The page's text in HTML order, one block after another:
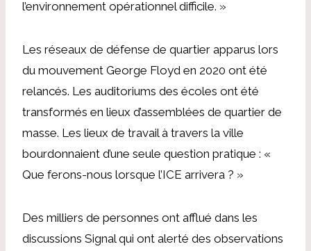
l’environnement opérationnel difficile. »
Les réseaux de défense de quartier apparus lors
du mouvement George Floyd en 2020 ont été
relancés. Les auditoriums des écoles ont été
transformés en lieux d’assemblées de quartier de
masse. Les lieux de travail à travers la ville
bourdonnaient d’une seule question pratique : «
Que ferons-nous lorsque l’ICE arrivera ? »
Des milliers de personnes ont afflué dans les
discussions Signal qui ont alerté des observations